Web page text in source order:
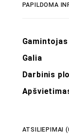
PAPILDOMA
Gamintojas
Galia
Darbinis
ATSILIEPIMAI